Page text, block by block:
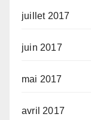
juillet 2017
juin 2017
mai 2017
avril 2017